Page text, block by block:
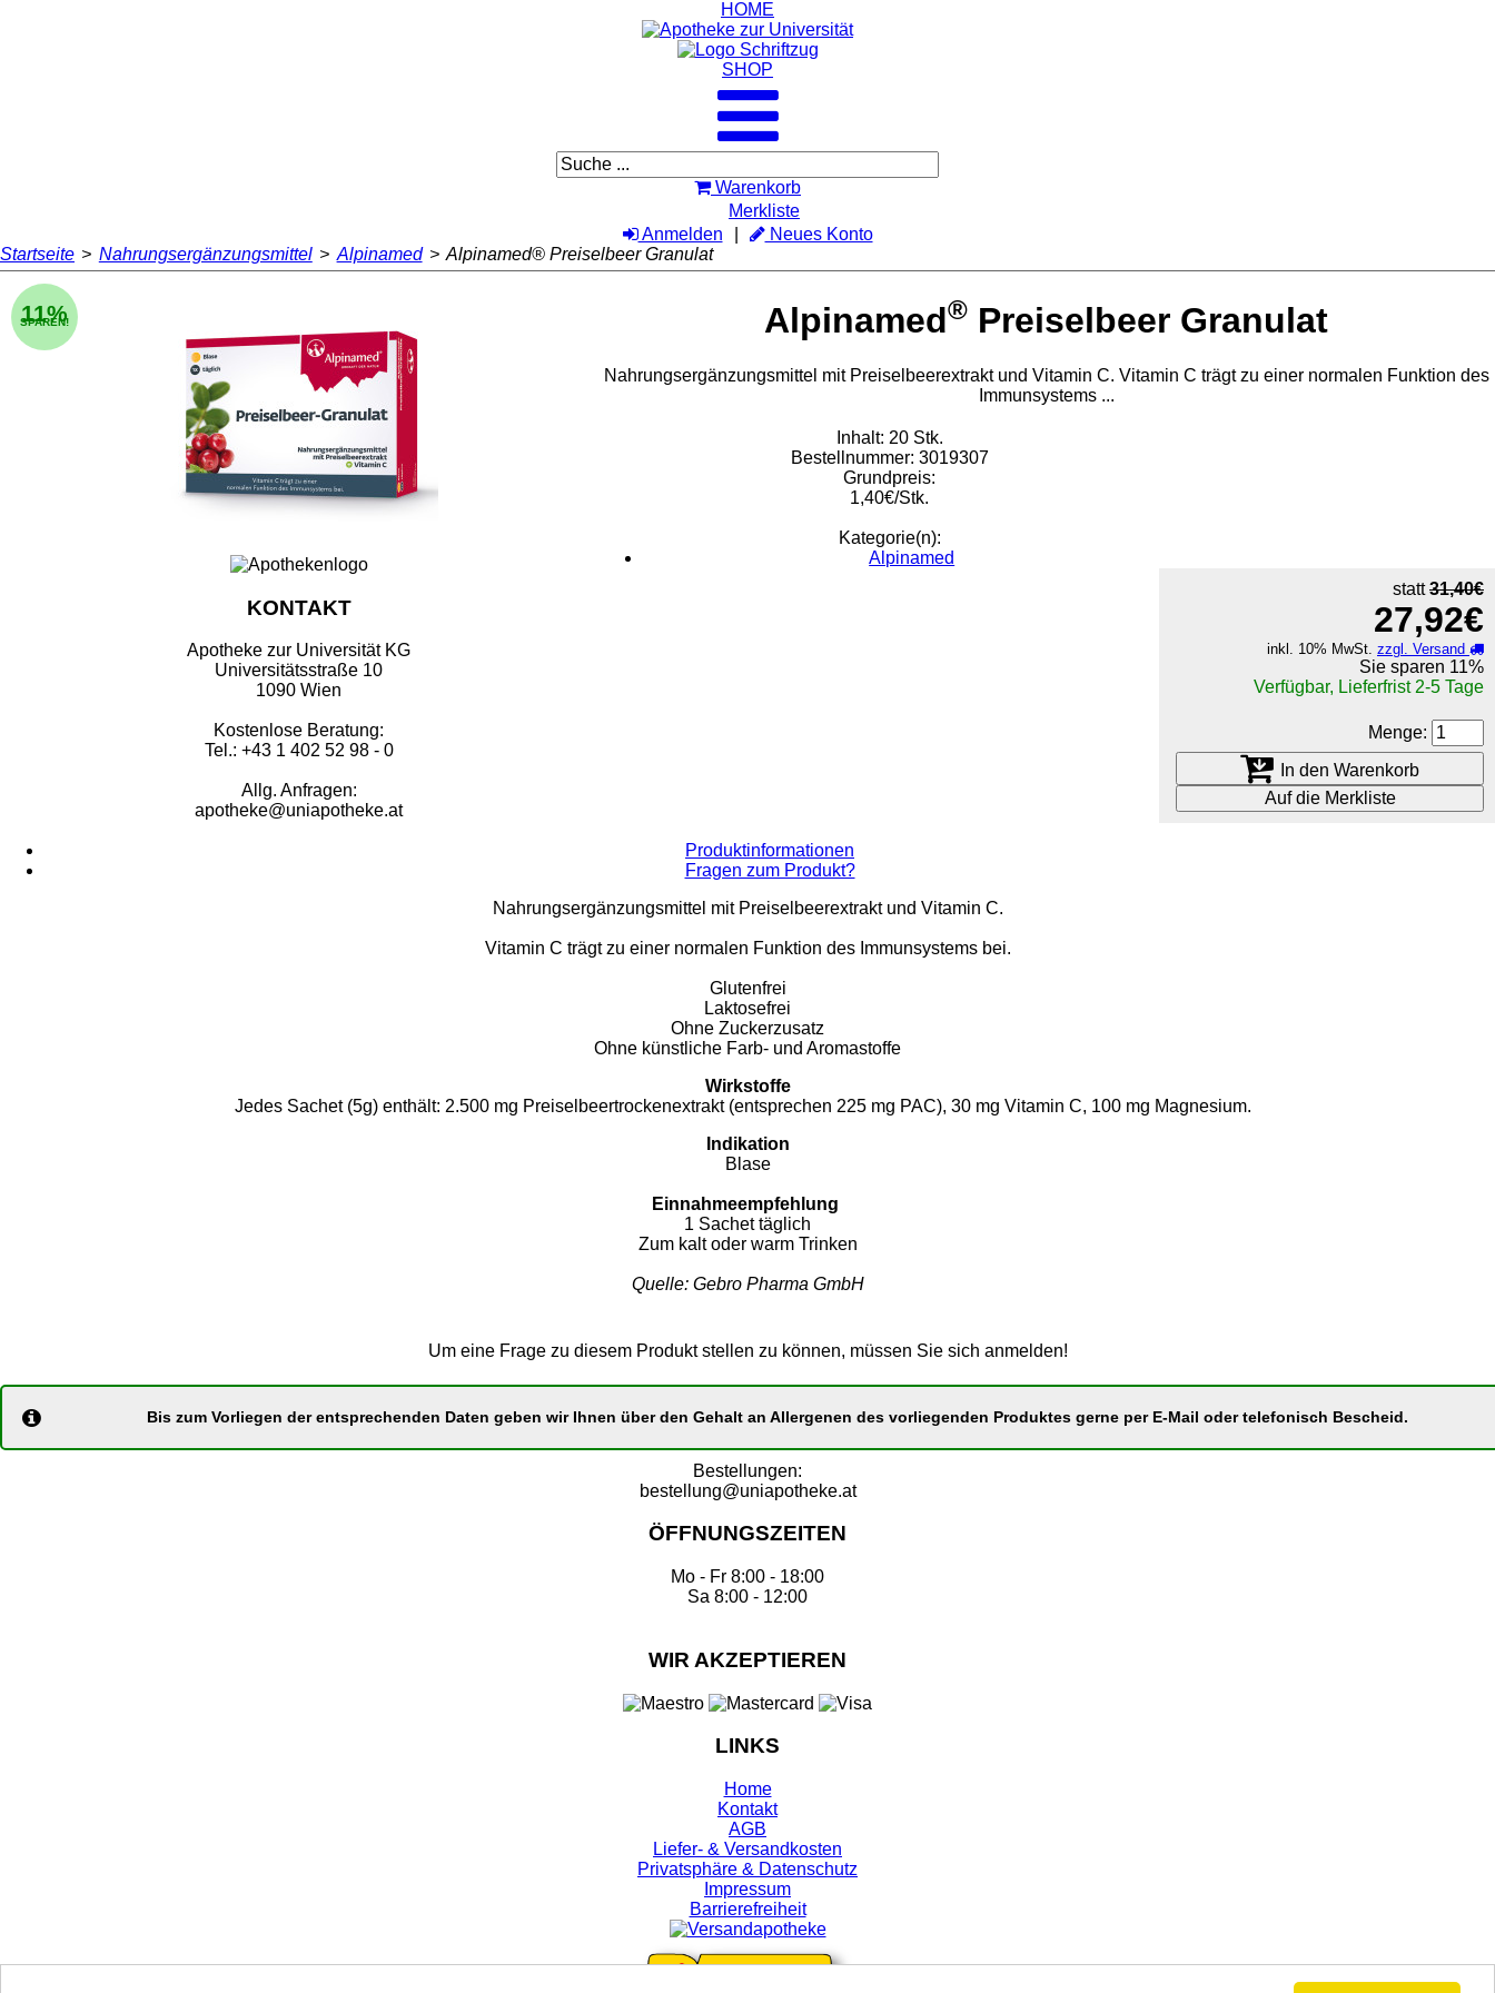
HOME
SHOP
Warenkorb
Merkliste
Anmelden
Neues Konto
Startseite > Nahrungsergänzungsmittel > Alpinamed > Alpinamed® Preiselbeer Granulat
Alpinamed® Preiselbeer Granulat
11%
SPAREN!
Nahrungsergänzungsmittel mit Preiselbeerextrakt und Vitamin C. Vitamin C trägt zu einer normalen Funktion des
Immunsystems ...
Inhalt: 20 Stk.
Bestellnummer: 3019307
Grundpreis:
1,40€/Stk.
Kategorie(n):
Alpinamed
statt31,40€
27,92€
inkl. 10% MwSt. zzgl. Versand
Sie sparen 11%
Verfügbar, Lieferfrist 2-5 Tage
Menge:
In den Warenkorb
Auf die Merkliste
Produktinformationen
Fragen zum Produkt?
Nahrungsergänzungsmittel mit Preiselbeerextrakt und Vitamin C.
Vitamin C trägt zu einer normalen Funktion des Immunsystems bei.
Glutenfrei
Laktosefrei
Ohne Zuckerzusatz
Ohne künstliche Farb- und Aromastoffe
Wirkstoffe
Jedes Sachet (5g) enthält: 2.500 mg Preiselbeertrockenextrakt (entsprechen 225 mg PAC), 30 mg Vitamin C, 100 mg Magnesium.
Indikation
Blase
Einnahmeempfehlung
1 Sachet täglich
Zum kalt oder warm Trinken
Quelle: Gebro Pharma GmbH
Um eine Frage zu diesem Produkt stellen zu können, müssen Sie sich anmelden!
Bis zum Vorliegen der entsprechenden Daten geben wir Ihnen über den Gehalt an Allergenen des vorliegenden Produktes gerne per E-Mail oder telefonisch Bescheid.
KONTAKT
Apotheke zur Universität KG
Universitätsstraße 10
1090 Wien
Kostenlose Beratung:
Tel.: +43 1 402 52 98 - 0
Allg. Anfragen:
apotheke@uniapotheke.at
Bestellungen:
bestellung@uniapotheke.at
ÖFFNUNGSZEITEN
Mo - Fr 8:00 - 18:00
Sa 8:00 - 12:00
WIR AKZEPTIEREN
LINKS
Home
Kontakt
AGB
Liefer- & Versandkosten
Privatsphäre & Datenschutz
Impressum
Barrierefreiheit